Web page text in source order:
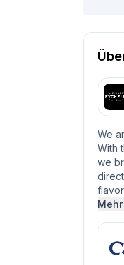
We
With
we